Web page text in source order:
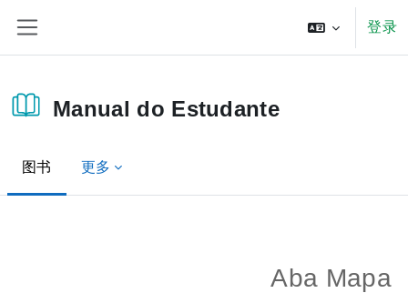
登录
Manual do Estudante
图书 更多
Aba Mapa